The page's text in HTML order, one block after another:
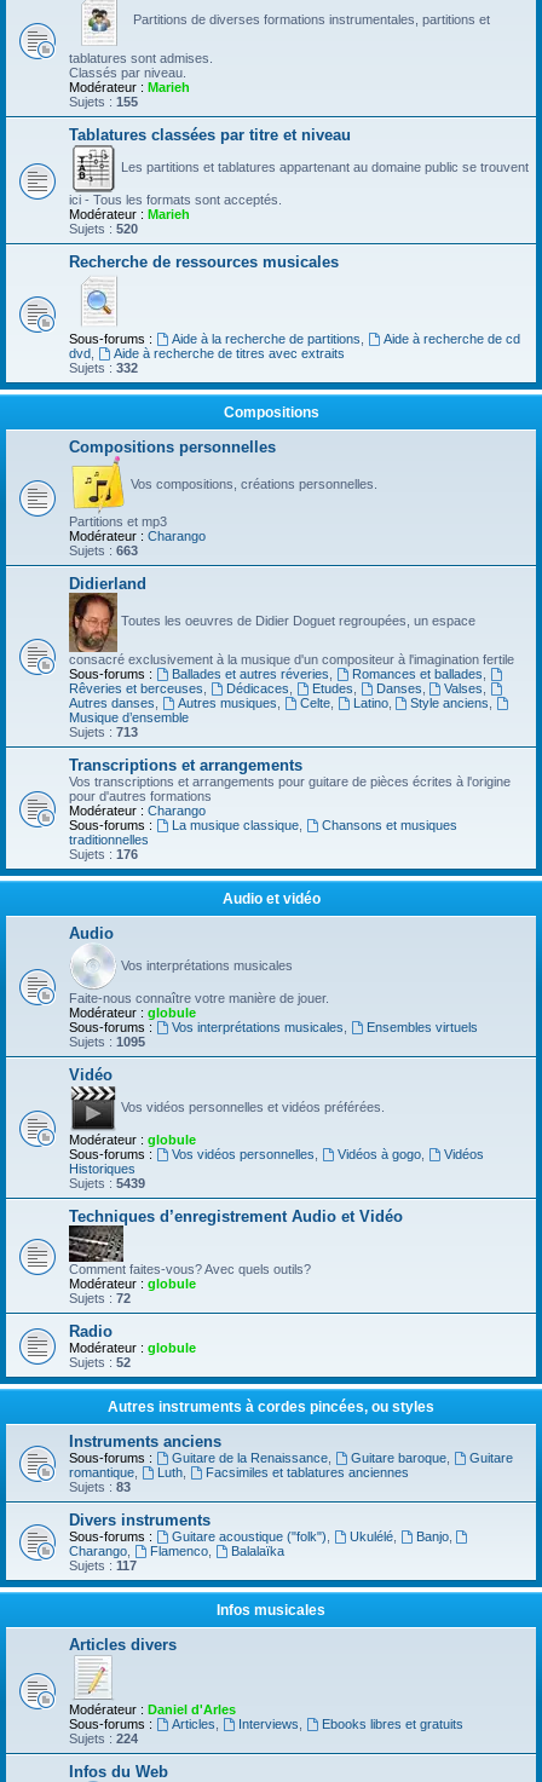
Partitions de diverses formations instrumentales, partitions et
tablatures sont admises.
Classés par niveau.
Modérateur : Marieh
Sujets : 155
Tablatures classées par titre et niveau
Les partitions et tablatures appartenant au domaine public se trouvent
ici - Tous les formats sont acceptés.
Modérateur : Marieh
Sujets : 520
Recherche de ressources musicales
Sous-forums : Aide à la recherche de partitions
Aide à recherche de cd
dvd
Aide à recherche de titres avec extraits
Sujets : 332
Compositions
Compositions personnelles
Vos compositions, créations personnelles.
Partitions et mp3
Modérateur : Charango
Sujets : 663
Didierland
Toutes les oeuvres de Didier Doguet regroupées, un espace
consacré exclusivement à la musique d'un compositeur à l'imagination fertile
Sous-forums :
Ballades et autres réveries Romances et ballades
Rêveries et berceuses
Dédicaces Etudes Danses Valses
Autres danses
Autres musiques Celte, Latino, Style anciens
Musique d’ensemble
Sujets : 713
Transcriptions et arrangements
Vos transcriptions et arrangements pour guitare de pièces écrites à l'origine
pour d'autres formations
Modérateur : Charango
Sous-forums :
La musique classique,
Chansons et musiques
traditionnelles
Sujets : 176
Audio et vidéo
Audio
Vos interprétations musicales
Faite-nous connaître votre manière de jouer.
Modérateur : globule
Sous-forums :
Vos interprétations musicales
Ensembles virtuels
Sujets : 1095
Vidéo
Vos vidéos personnelles et vidéos préférées.
Modérateur : globule
Sous-forums :
Vos vidéos personnelles Vidéos à gogo,
Vidéos
Historiques
Sujets : 5439
Techniques d’enregistrement Audio et Vidéo
Comment faites-vous? Avec quels outils?
Modérateur : globule
Sujets : 72
Radio
Modérateur : globule
Sujets : 52
Autres instruments à cordes pincées, ou styles
Instruments anciens
Sous-forums : Guitare de la Renaissance, Guitare baroque,
Guitare
romantique
Luth,
Facsimiles et tablatures anciennes
Sujets : 83
Divers instruments
Sous-forums : Guitare acoustique ("folk") Ukulélé, Banjo,
Charango
Flamenco,
Balalaïka
Sujets : 117
Infos musicales
Articles divers
Modérateur : Daniel d'Arles
Sous-forums :
Articles Interviews
Ebooks libres et gratuits
Sujets : 224
Infos du Web